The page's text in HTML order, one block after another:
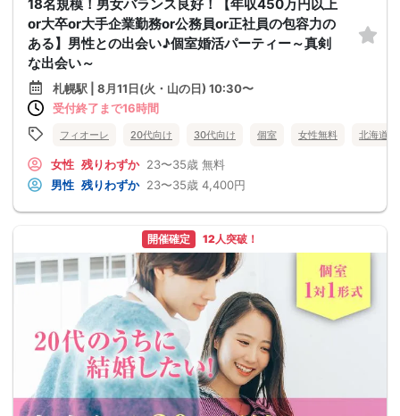
18名規模！男女バランス良好！【年収450万円以上
or大卒or大手企業勤務or公務員or正社員の包容力の
ある】男性との出会い♪個室婚活パーティー～真剣
な出会い～
札幌駅 | 8月11日(火・山の日) 10:30〜
受付終了まで16時間
フィオーレ 20代向け 30代向け 個室 女性無料 北海道
女性 残りわずか 23〜35歳 無料
男性 残りわずか 23〜35歳 4,400円
開催確定 12人突破！